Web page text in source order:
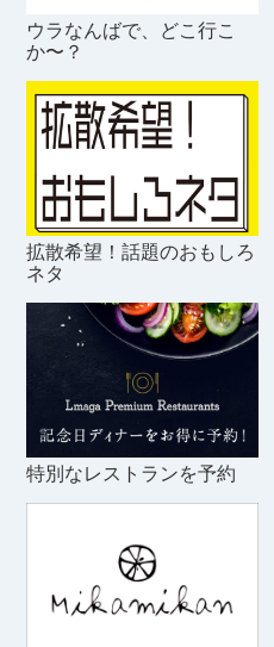
ウラなんばで、どこ行こ
か〜？
拡散希望！話題のおもしろ
ネタ
特別なレストランを予約